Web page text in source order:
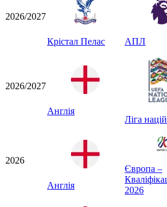
2026/2027
Крістал Пелас АПЛ
2026/2027
Англія
Ліга націй
2026
Англія
Європа –
2026